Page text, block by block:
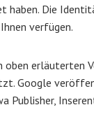
Die
verfügen.
Google